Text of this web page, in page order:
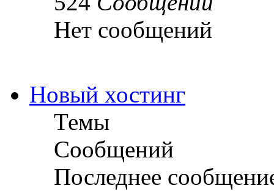
Нет сообщений
Новый хостинг
Темы
Сообщений
Последнее